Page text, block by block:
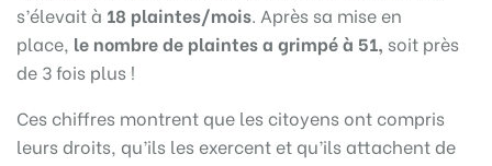
s’élevait à 18 plaintes/mois. Après sa mise en
place, le nombre de plaintes a grimpé à 51, soit près
de 3 fois plus !
Ces chiffres montrent que les citoyens ont compris
leurs droits, qu’ils les exercent et qu’ils attachent de